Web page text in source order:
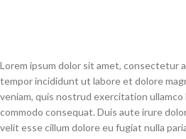
Lorem ipsum dolor sit amet, consectetur
tempor incididunt ut labore et dolore
veniam, quis nostrud exercitation ullamco
commodo consequat. Duis aute irure
velit esse cillum dolore eu fugiat nulla